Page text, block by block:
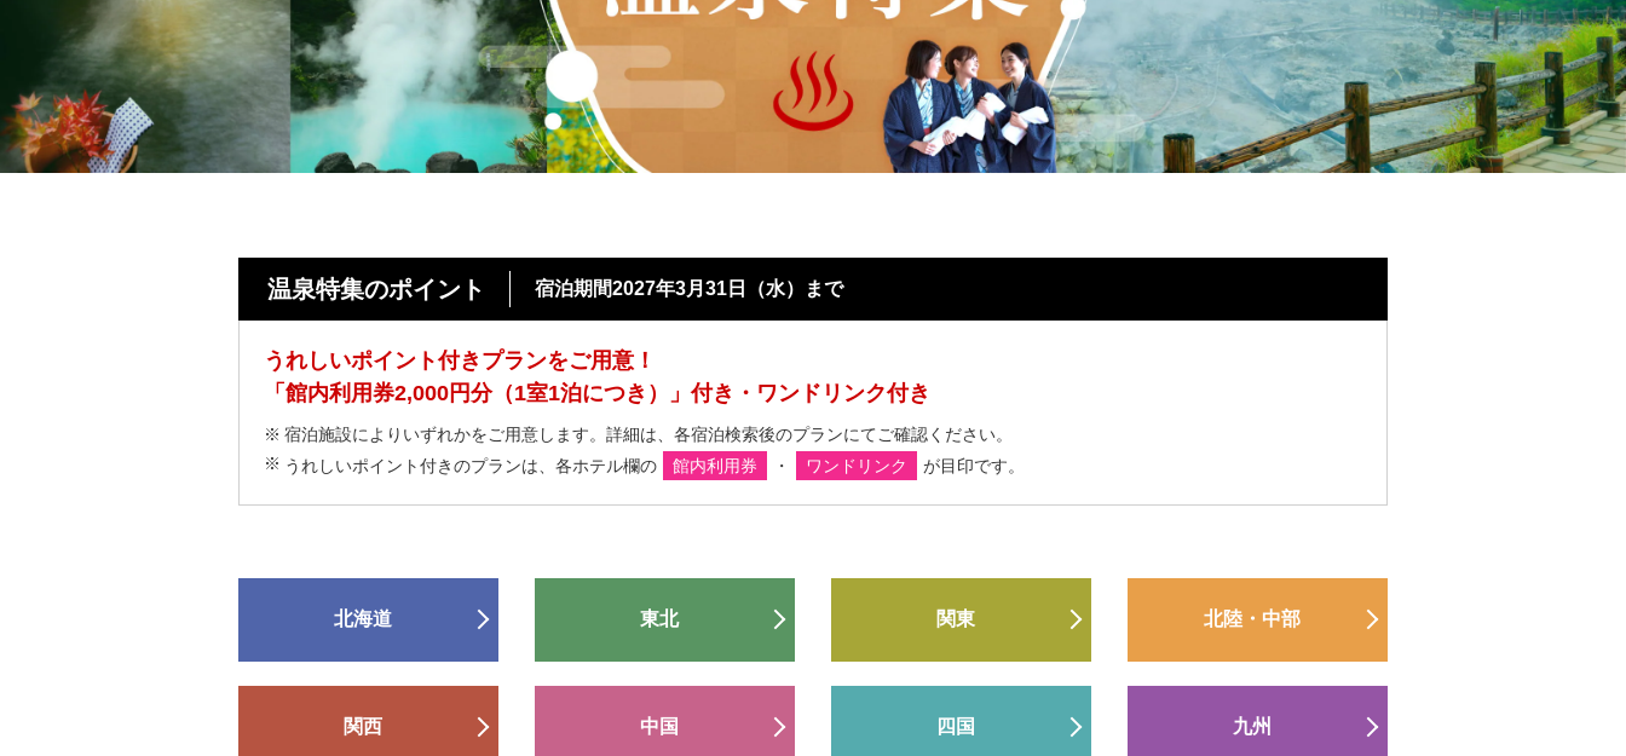
温泉特集のポイント 宿泊期間2027年3月31日（水）まで
うれしいポイント付きプランをご用意！
「館内利用券2,000円分（1室1泊につき）」付き・ワンドリンク付き
宿泊施設によりいずれかをご用意します。詳細は、各宿泊検索後のプランにてご確認ください。
うれしいポイント付きのプランは、各ホテル欄の
館内利用券 ・ ワンドリンク が目印です。
北海道 東北 関東 北陸・中部
関西 中国 四国 九州